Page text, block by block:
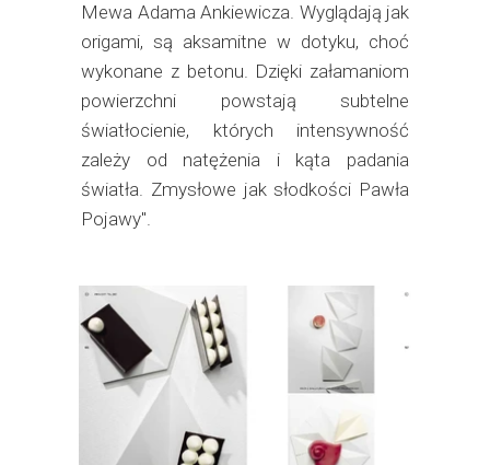
Mewa Adama Ankiewicza. Wyglądają jak
origami, są aksamitne w dotyku, choć
wykonane z betonu. Dzięki załamaniom
powierzchni powstają subtelne
światłocienie, których intensywność
zależy od natężenia i kąta padania
światła. Zmysłowe jak słodkości Pawła
Pojawy".